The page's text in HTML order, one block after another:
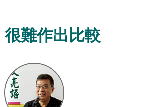
難作出比較